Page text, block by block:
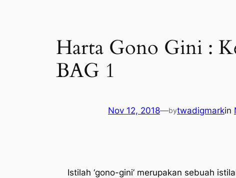
Harta Gono Gini :
BAG 1
Nov 12, 2018—bytwadigmarkin
Istilah ‘gono-gini’ merupakan sebuah